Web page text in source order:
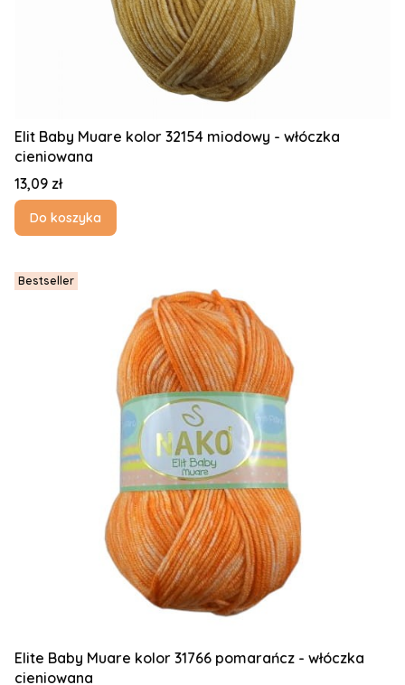
Elit Baby Muare kolor 32154 miodowy - włóczka
cieniowana
Cena
13,09 zł
Do koszyka
Bestseller
Elite Baby Muare kolor 31766 pomarańcz - włóczka
cieniowana